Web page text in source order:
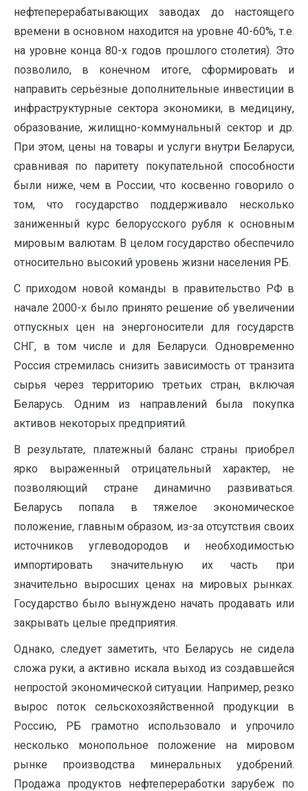
нефтеперерабатывающих заводах до настоящего
времени в основном находится на уровне 40-60%, т.е.
на уровне конца 80-х годов прошлого столетия). Это
позволило, в конечном итоге, сформировать и
направить серьёзные дополнительные инвестиции в
инфраструктурные сектора экономики, в медицину,
образование, жилищно-коммунальный сектор и др.
При этом, цены на товары и услуги внутри Беларуси,
сравнивая по паритету покупательной способности
были ниже, чем в России, что косвенно говорило о
том, что государство поддерживало несколько
заниженный курс белорусского рубля к основным
мировым валютам. В целом государство обеспечило
относительно высокий уровень жизни населения РБ.
С приходом новой команды в правительство РФ в
начале 2000-х было принято решение об увеличении
отпускных цен на энергоносители для государств
СНГ, в том числе и для Беларуси. Одновременно
Россия стремилась снизить зависимость от транзита
сырья через территорию третьих стран, включая
Беларусь. Одним из направлений была покупка
активов некоторых предприятий.
В результате, платежный баланс страны приобрел
ярко выраженный отрицательный характер, не
позволяющий стране динамично развиваться.
Беларусь попала в тяжелое экономическое
положение, главным образом, из-за отсутствия своих
источников углеводородов и необходимостью
импортировать значительную их часть при
значительно выросших ценах на мировых рынках.
Государство было вынуждено начать продавать или
закрывать целые предприятия.
Однако, следует заметить, что Беларусь не сидела
сложа руки, а активно искала выход из создавшейся
непростой экономической ситуации. Например, резко
вырос поток сельскохозяйственной продукции в
Россию, РБ грамотно использовало и упрочило
несколько монопольное положение на мировом
рынке производства минеральных удобрений.
Продажа продуктов нефтепереработки зарубеж по